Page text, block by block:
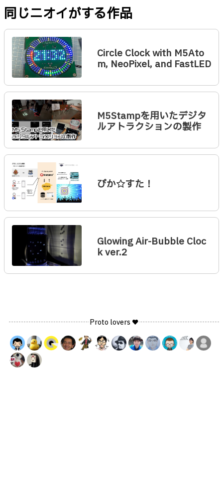
同じニオイがする作品
Circle Clock with M5Ato
m, NeoPixel, and FastLED
M5Stampを用いたデジタ
ルアトラクションの製作
ぴか☆すた！
Glowing Air-Bubble Cloc
k ver.2
Proto lovers ♥